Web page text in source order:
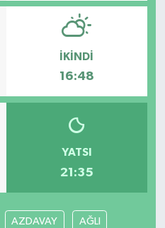
İKINDI
16:48
YATSI
21:35
AZDAVAY AĞLI